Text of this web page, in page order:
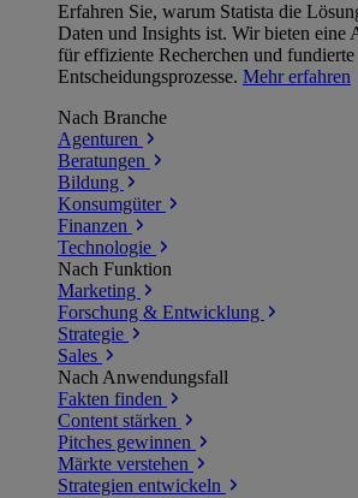
Erfahren Sie, warum Statista die
Daten und Insights ist. Wir bieten eine
für effiziente Recherchen und fundierte
Entscheidungsprozesse. Mehr erfahren
Nach Branche
Agenturen
Beratungen
Bildung
Konsumgüter
Finanzen
Technologie
Nach Funktion
Marketing
Forschung & Entwicklung
Strategie
Sales
Nach Anwendungsfall
Fakten finden
Content stärken
Pitches gewinnen
Märkte verstehen
Strategien entwickeln